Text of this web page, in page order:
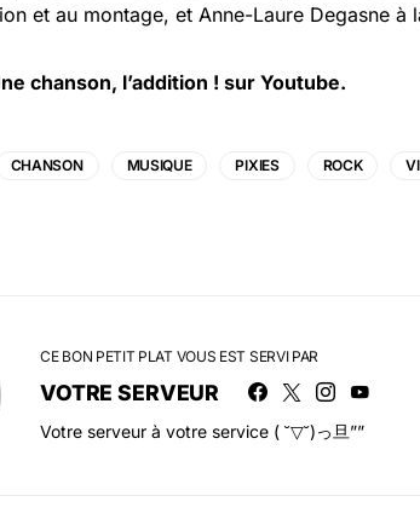
et au montage, et Anne-Laure Degasne
chanson, l’addition ! sur Youtube.
CHANSON MUSIQUE PIXIES ROCK
CE BON PETIT PLAT VOUS EST SERVI PAR
VOTRE SERVEUR
Votre serveur à votre service ( ˘▽˘)っ旦””